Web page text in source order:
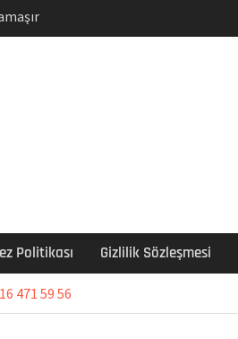
Çözüm
Politikası Gizlilik Sözleşmesi
471 59 56